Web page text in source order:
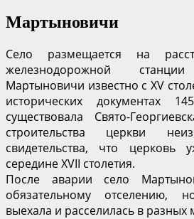
Мартыновичи
Село размещается на
железнодорожной
Мартыновичи известно с XV
исторических документах
существовала Свято-
строительства церкви
свидетельства, что церковь
середине XVII столетия.
После аварии село
обязательному отселению,
выехала и расселилась в разных